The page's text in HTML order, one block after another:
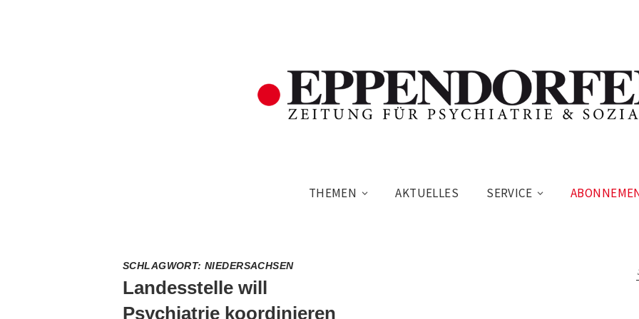
THEMEN AKTUELLES SERVICE
SCHLAGWORT:NIEDERSACHSEN
Landesstelle will
Psychiatrie koordinieren